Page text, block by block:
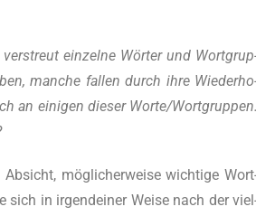
ein­zel­ne Wör­ter und
man­che fal­len durch ihre
an eini­gen die­ser Worte/
mög­li­cher­wei­se wich­ti­ge
sich in irgend­ei­ner Wei­se nach der